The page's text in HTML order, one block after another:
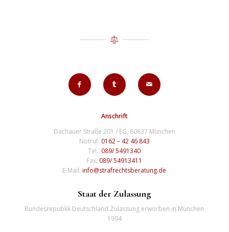
Anschrift
Dachauer Straße 201 / EG, 80637 München
Notruf: 0162 – 42 46 843
Tel.: 089/ 5491340
Fax: 089/ 54913411
E-Mail:info@strafrechtsberatung.de
Staat der Zulassung
Bundesrepublik Deutschland Zulassung erworben in München
1994